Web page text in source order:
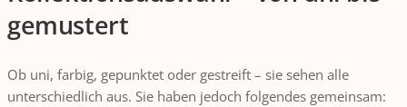
gemustert
Ob uni, farbig, gepunktet oder gestreift – sie sehen alle
unterschiedlich aus. Sie haben jedoch folgendes gemeinsam: